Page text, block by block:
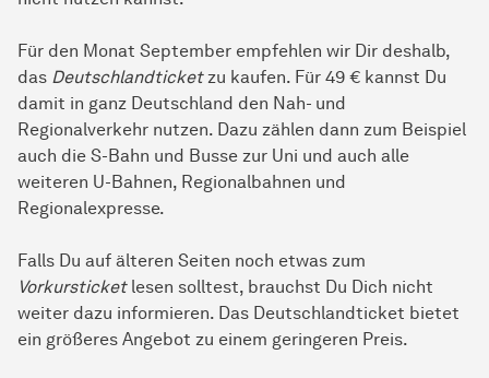
Für den Monat September empfehlen wir Dir deshalb,
das Deutschlandticketzu kaufen. Für 49 € kannst Du
damit in ganz Deutschland den Nah- und
Regionalverkehr nutzen. Dazu zählen dann zum Beispiel
auch die S-Bahn und Busse zur Uni und auch alle
weiteren U-Bahnen, Regionalbahnen und
Regionalexpresse.
Falls Du auf älteren Seiten noch etwas zum
Vorkursticketlesen solltest, brauchst Du Dich nicht
weiter dazu informieren. Das Deutschlandticket bietet
ein größeres Angebot zu einem geringeren Preis.